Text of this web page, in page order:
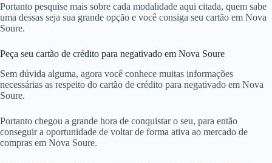
Portanto pesquise mais sobre cada modalidade aqui citada, quem sabe
uma dessas seja sua grande opção e você consiga seu cartão em Nova
Soure.
Peça seu cartão de crédito para negativado em Nova Soure
Sem dúvida alguma, agora você conhece muitas informações
necessárias as respeito do cartão de crédito para negativado em Nova
Soure.
Portanto chegou a grande hora de conquistar o seu, para então
conseguir a oportunidade de voltar de forma ativa ao mercado de
compras em Nova Soure.